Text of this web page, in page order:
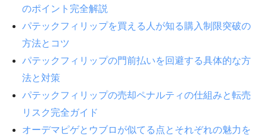
のポイント完全解説
パテックフィリップを買える人が知る購入制限突破の
方法とコツ
パテックフィリップの門前払いを回避する具体的な方
法と対策
パテックフィリップの売却ペナルティの仕組みと転売
リスク完全ガイド
オーデマピゲとウブロが似てる点とそれぞれの魅力を